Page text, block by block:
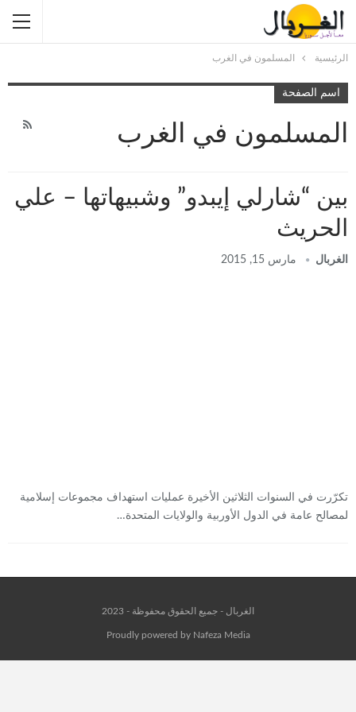
الرئيسية المسلمون في الغرب
اسم الصفحة
المسلمون في الغرب
بين “شارلي إيبدو” وشبيهاتها – علي
الحريث
الغربال مارس 15, 2015
تكرّرت في السنوات الثلاثين الأخيرة عمليات استهداف مجموعات إسلامية
لمصالح عامة في الدول الأوربية والولايات المتحدة…
الغربال - جميع الحقوق محفوظة - 2023
Proudly powered by Nafeza Media